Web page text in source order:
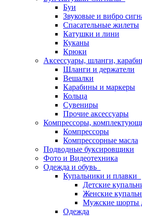
Буи
Звуковые и вибро
Спасательные жилеты
Катушки и лини
Куканы
Крюки
Аксессуары, шланги,
Шланги и держатели
Вешалки
Карабины и маркеры
Кольца
Сувениры
Прочие аксессуары
Компрессоры,
Компрессоры
Компрессорные масла
Подводные буксировщики
Фото и Видеотехника
Одежда и обувь
Купальники и плавки
Детские
Женские
Мужские шорты
Одежда